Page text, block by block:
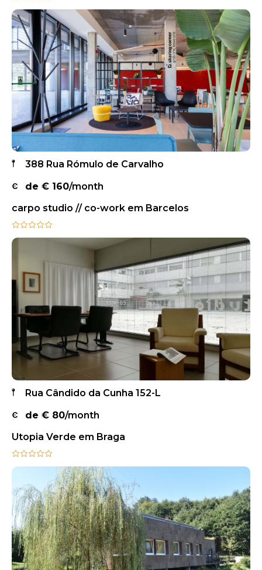
388 Rua Rómulo de Carvalho
de € 160/month
carpo studio // co-work em Barcelos
Rua Cândido da Cunha 152-L
de € 80/month
Utopia Verde em Braga